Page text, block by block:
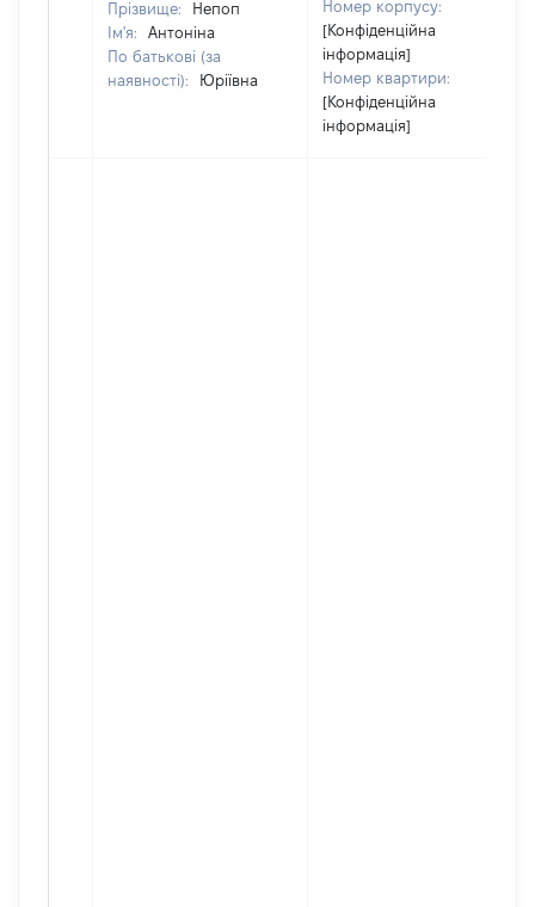
Прізвище:
Непоп
Ім'я:
Антоніна
По батькові (за
наявності):
Юріївна
Номер корпусу:
[Конфіденційна
інформація]
Номер квартири:
[Конфіденційна
інформація]